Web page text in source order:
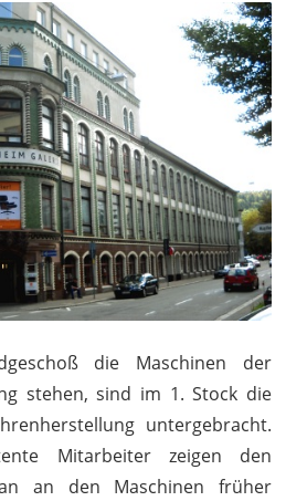
die Maschinen der
stehen, sind im 1. Stock die
untergebracht.
Mitarbeiter zeigen den
an den Maschinen früher